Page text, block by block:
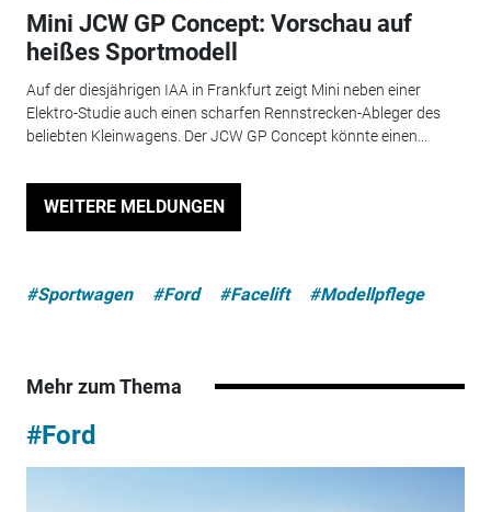
Mini JCW GP Concept: Vorschau auf
heißes Sportmodell
Auf der diesjährigen IAA in Frankfurt zeigt Mini neben einer
Elektro-Studie auch einen scharfen Rennstrecken-Ableger des
beliebten Kleinwagens. Der JCW GP Concept könnte einen...
WEITERE MELDUNGEN
#Sportwagen #Ford #Facelift #Modellpflege
Mehr zum Thema
#Ford